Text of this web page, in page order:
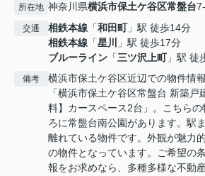
所在地 神奈川県横浜市保土ケ谷区常盤台
交通 相鉄本線 「和田町」駅 徒歩14分
相鉄本線 「星川
」駅 徒歩17分
ブルーライン 「三ツ沢上町」駅 徒
備考
横浜市保土ケ谷区近辺での物件情
「横浜市保土ケ谷区常盤台 新築
料】カースペース2台」。こちらの
ろに常盤台南公園があります。駅
離れている物件です。外観が魅力
の物件となっています。ご希望の
報をお求めなら、多種多様な不動